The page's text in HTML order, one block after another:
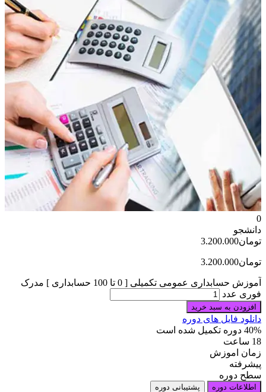
0
دانشجو
تومان3.200.000
تومان3.200.000
آموزش حسابداری عمومی تکمیلی [ 0 تا 100 حسابداری ] مدرک
فوری عدد
افزودن به سبد خرید
دانلود فایل های دوره
40% دوره تکمیل شده است
18 ساعت
زمان اموزش
پیشرفته
سطح دوره
اطلاعات دوره پشتیبانی دوره